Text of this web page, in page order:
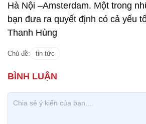
Hà Nội –Amsterdam. Một trong
bạn đưa ra quyết định có cả yếu
Thanh Hùng
Chủ đề: tin tức